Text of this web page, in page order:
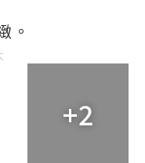
。
+2